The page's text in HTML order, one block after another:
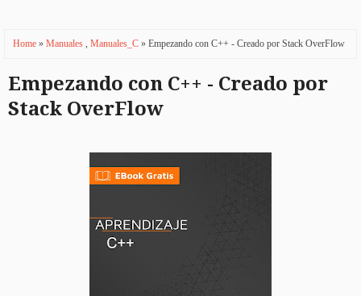
Home » Manuales , Manuales_C » Empezando con C++ - Creado por Stack OverFlow
Empezando con C++ - Creado por
Stack OverFlow